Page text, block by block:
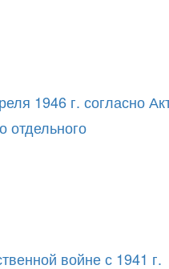
1946 г. согласно
отдельного
войне с 1941 г.